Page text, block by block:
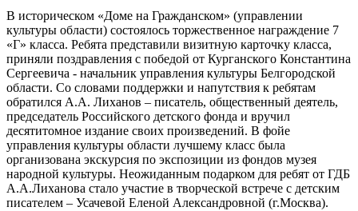
В историческом «Доме на Гражданском» (управлении
культуры области) состоялось торжественное награждение 7
«Г» класса. Ребята представили визитную карточку класса,
приняли поздравления с победой от Курганского Константина
Сергеевича - начальник управления культуры Белгородской
области. Со словами поддержки и напутствия к ребятам
обратился А.А. Лиханов – писатель, общественный деятель,
председатель Российского детского фонда и вручил
десятитомное издание своих произведений. В фойе
управления культуры области лучшему класс была
организована экскурсия по экспозиции из фондов музея
народной культуры. Неожиданным подарком для ребят от ГДБ
А.А.Лиханова стало участие в творческой встрече с детским
писателем – Усачевой Еленой Александровной (г.Москва).